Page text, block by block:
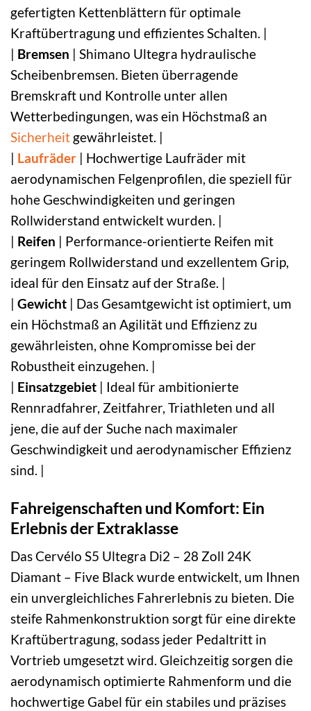
gefertigten Kettenblättern für optimale
Kraftübertragung und effizientes Schalten. |
| Bremsen | Shimano Ultegra hydraulische
Scheibenbremsen. Bieten überragende
Bremskraft und Kontrolle unter allen
Wetterbedingungen, was ein Höchstmaß an
Sicherheit gewährleistet. |
| Laufräder | Hochwertige Laufräder mit
aerodynamischen Felgenprofilen, die speziell für
hohe Geschwindigkeiten und geringen
Rollwiderstand entwickelt wurden. |
| Reifen | Performance-orientierte Reifen mit
geringem Rollwiderstand und exzellentem Grip,
ideal für den Einsatz auf der Straße. |
| Gewicht | Das Gesamtgewicht ist optimiert, um
ein Höchstmaß an Agilität und Effizienz zu
gewährleisten, ohne Kompromisse bei der
Robustheit einzugehen. |
| Einsatzgebiet | Ideal für ambitionierte
Rennradfahrer, Zeitfahrer, Triathleten und all
jene, die auf der Suche nach maximaler
Geschwindigkeit und aerodynamischer Effizienz
sind. |
Fahreigenschaften und Komfort: Ein
Erlebnis der Extraklasse
Das Cervélo S5 Ultegra Di2 – 28 Zoll 24K
Diamant – Five Black wurde entwickelt, um Ihnen
ein unvergleichliches Fahrerlebnis zu bieten. Die
steife Rahmenkonstruktion sorgt für eine direkte
Kraftübertragung, sodass jeder Pedaltritt in
Vortrieb umgesetzt wird. Gleichzeitig sorgen die
aerodynamisch optimierte Rahmenform und die
hochwertige Gabel für ein stabiles und präzises